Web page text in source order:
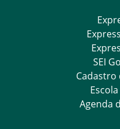
SEI
Cadastro
Agenda